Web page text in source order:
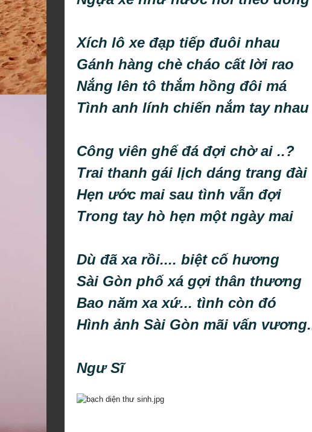
Xích lô xe đạp tiếp đuôi nhau
Gánh hàng chè cháo cất lời rao
Nắng lên tô thắm hồng đôi má
Tình anh lính chiến nắm tay nhau
Công viên ghế đá đợi chờ ai ..?
Trai thanh gái lịch dáng trang đài
Hẹn ước mai sau tình vẫn đợi
Trong tay hò hẹn một ngày mai
Dù đã xa rồi.... biệt cố hương
Sài Gòn phố xá gợi thân thương
Bao năm xa xứ... tình còn đó
Hình ảnh Sài Gòn mãi vấn
Ngư Sĩ